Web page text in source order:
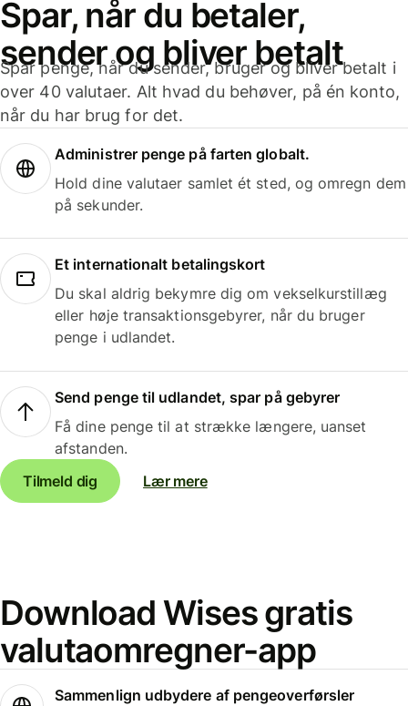
Spar, når du betaler,
sender og bliver betalt
Spar penge, når du sender, bruger og bliver betalt i
over 40 valutaer. Alt hvad du behøver, på én konto,
når du har brug for det.
Administrer penge på farten globalt.
Hold dine valutaer samlet ét sted, og omregn dem
på sekunder.
Et internationalt betalingskort
Du skal aldrig bekymre dig om vekselkurstillæg
eller høje transaktionsgebyrer, når du bruger
penge i udlandet.
Send penge til udlandet, spar på gebyrer
Få dine penge til at strække længere, uanset
afstanden.
Tilmeld dig
Lær mere
Download Wises gratis
valutaomregner-app
Sammenlign udbydere af pengeoverførsler